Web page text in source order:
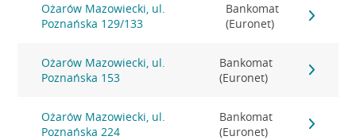
Ożarów Mazowiecki, ul.
Poznańska 129/133
Bankomat
(Euronet)
Ożarów Mazowiecki, ul.
Poznańska 153
Bankomat
(Euronet)
Ożarów Mazowiecki, ul.
Poznańska 224
Bankomat
(Euronet)